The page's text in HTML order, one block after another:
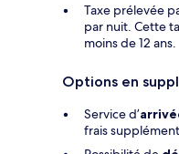
Taxe prélevée
par nuit. Cette
moins de 12 ans.
Options en
Service d’
frais